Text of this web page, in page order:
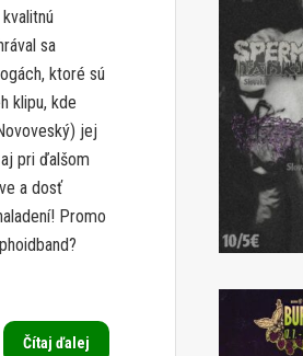
sa
ktoré sú
klipu, kde
jej
pri ďalšom
a dosť
Promo
Čítaj ďalej